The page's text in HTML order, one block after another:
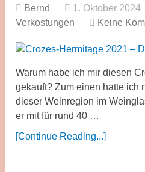
Bernd 1. Oktober 2024
Verkostungen
Keine
Warum habe ich mir diesen
gekauft? Zum einen hatte ich
dieser Weinregion im
er mit für rund 40 …
[Continue Reading...]